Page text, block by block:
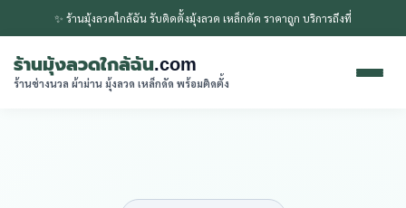
✨ ร้านมุ้งลวดใกล้ฉัน รับติดตั้งมุ้งลวด เหล็กดัด ราคาถูก บริการถึงที่
ร้านมุ้งลวดใกล้ฉัน.com
ร้านช่างนวล ผ้าม่าน มุ้งลวด เหล็กดัด พร้อมติดตั้ง